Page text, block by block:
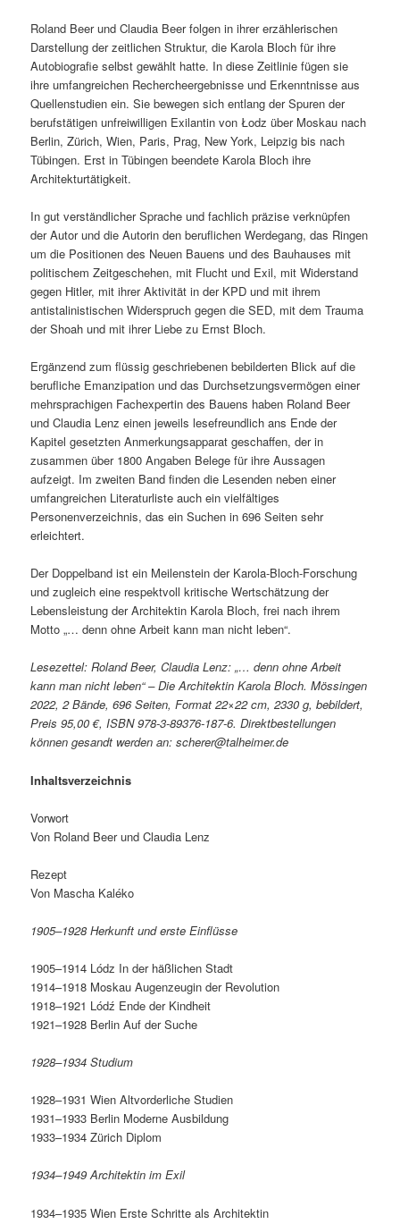
Roland Beer und Claudia Beer folgen in ihrer erzählerischen
Darstellung der zeitlichen Struktur, die Karola Bloch für ihre
Autobiografie selbst gewählt hatte. In diese Zeitlinie fügen sie
ihre umfangreichen Rechercheergebnisse und Erkenntnisse aus
Quellenstudien ein. Sie bewegen sich entlang der Spuren der
berufstätigen unfreiwilligen Exilantin von Łodz über Moskau nach
Berlin, Zürich, Wien, Paris, Prag, New York, Leipzig bis nach
Tübingen. Erst in Tübingen beendete Karola Bloch ihre
Architekturtätigkeit.
In gut verständlicher Sprache und fachlich präzise verknüpfen
der Autor und die Autorin den beruflichen Werdegang, das Ringen
um die Positionen des Neuen Bauens und des Bauhauses mit
politischem Zeitgeschehen, mit Flucht und Exil, mit Widerstand
gegen Hitler, mit ihrer Aktivität in der KPD und mit ihrem
antistalinistischen Widerspruch gegen die SED, mit dem Trauma
der Shoah und mit ihrer Liebe zu Ernst Bloch.
Ergänzend zum flüssig geschriebenen bebilderten Blick auf die
berufliche Emanzipation und das Durchsetzungsvermögen einer
mehrsprachigen Fachexpertin des Bauens haben Roland Beer
und Claudia Lenz einen jeweils lesefreundlich ans Ende der
Kapitel gesetzten Anmerkungsapparat geschaffen, der in
zusammen über 1800 Angaben Belege für ihre Aussagen
aufzeigt. Im zweiten Band finden die Lesenden neben einer
umfangreichen Literaturliste auch ein vielfältiges
Personenverzeichnis, das ein Suchen in 696 Seiten sehr
erleichtert.
Der Doppelband ist ein Meilenstein der Karola-Bloch-Forschung
und zugleich eine respektvoll kritische Wertschätzung der
Lebensleistung der Architektin Karola Bloch, frei nach ihrem
Motto „… denn ohne Arbeit kann man nicht leben“.
Lesezettel: Roland Beer, Claudia Lenz: „… denn ohne Arbeit
kann man nicht leben“ – Die Architektin Karola Bloch. Mössingen
2022, 2 Bände, 696 Seiten, Format 22×22 cm, 2330 g, bebildert,
Preis 95,00 €, ISBN 978-3-89376-187-6. Direktbestellungen
können gesandt werden an: scherer@talheimer.de
Inhaltsverzeichnis
Vorwort
Von Roland Beer und Claudia Lenz
Rezept
Von Mascha Kaléko
1905–1928 Herkunft und erste Einflüsse
1905–1914 Lódz In der häßlichen Stadt
1914–1918 Moskau Augenzeugin der Revolution
1918–1921 Lódź Ende der Kindheit
1921–1928 Berlin Auf der Suche
1928–1934 Studium
1928–1931 Wien Altvorderliche Studien
1931–1933 Berlin Moderne Ausbildung
1933–1934 Zürich Diplom
1934–1949 Architektin im Exil
1934–1935 Wien Erste Schritte als Architektin